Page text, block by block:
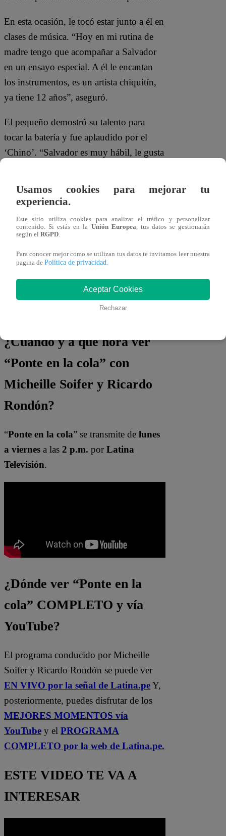
En esta ocasión, le tocó estar junto a él en
clases de música. “Hoy en mi rutina de
madre tengo que acompañar a Salvador
en un ensayo especial. A él le encantan
los instrumentos, es un artista chiquitín,
ya tiene 12 años”, aseguró.
El pequeño demostró su talento para
tocar la batería y fue aplaudido por el
‘Chino’. “Salvador es muy hábil, le gusta
Mira AQUÍ a Sofía Franco como nunca
antes. Dale clic al video ubicado en la
parte superior de esta nota.
¿Cuándo y a qué hora ver
“Ponte en la cola” con
Micheille Soifer y Ricardo
Rondón?
“Ponte en la cola” se transmite de lunes
a viernes a las 2 p.m. por Latina
Televisión.
¿Dónde ver “Ponte en la
cola” COMPLETO y vía
YouTube?
El programa conducido por Micheille
Soifer y Ricardo Rondón se puede ver
EN VIVO por la señal de Latina.peY,
posteriormente, puedes disfrutar de los
MEJORES MOMENTOS vía
YouTube y el PROGRAMA
COMPLETO por la web de Latina.pe.
ESTE VIDEO TE VA A
INTERESAR
Usamos cookies para mejorar tu
experiencia.
Este sitio utiliza cookies para analizar el tráfico y personalizar
contenido. Si estás en la Unión Europea , tus datos se gestionarán
según el RGPD
Para conocer mejor como se utilizan tus datos te invitamos leer nuestra
pagina de Política de privacidad
Aceptar Cookies
Rechazar